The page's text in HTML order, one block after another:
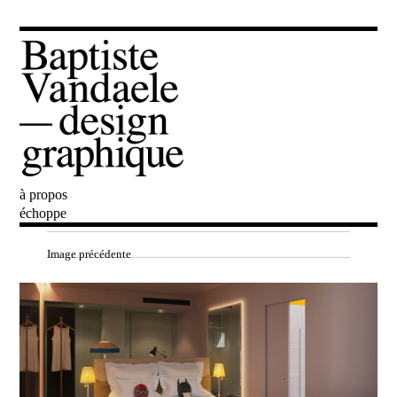
Baptiste Vandaele
à propos
échoppe
Image précédente